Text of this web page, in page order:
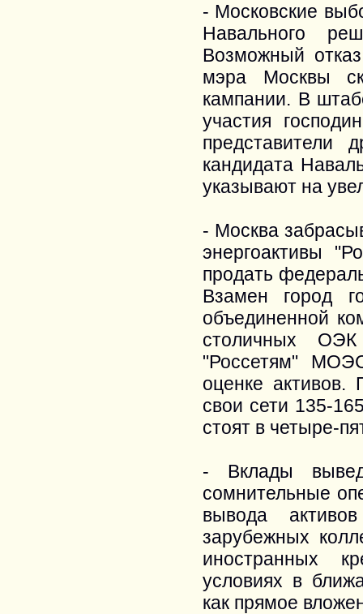
- Московские
Навального
Возможный
мэра Москвы
кампании. В
участия
представители
кандидата
указывают на
- Москва
энергоактивы
продать
Взамен город
объединенной
столичных
"Россетям"
оценке
свои сети 135-
стоят в четыре-
- Вклады
сомнительные
вывода
зарубежных
иностранных
условиях в
как прямое